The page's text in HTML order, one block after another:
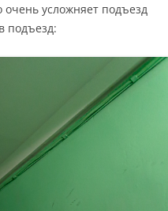
очень усложняет подъезд
подъезд: